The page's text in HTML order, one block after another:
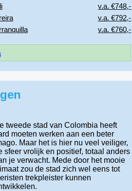
v.a. €748,-
v.a. €792,-
v.a. €760,-
tweede stad van Colombia heeft
moeten werken aan een beter
Maar het is hier nu veel veiliger,
sfeer vrolijk en positief, totaal anders
je verwacht. Mede door het mooie
zou de stad zich wel eens tot
trekpleister kunnen